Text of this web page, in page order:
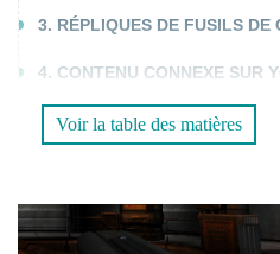
3. RÉPLIQUES DE FUSILS DE
4. CONTENU CONNEXE SUR
FAQ (FOIRE AUX QUESTIONS)
2. OÙ PUIS-JE TROUVER DES
Voir la table des matières